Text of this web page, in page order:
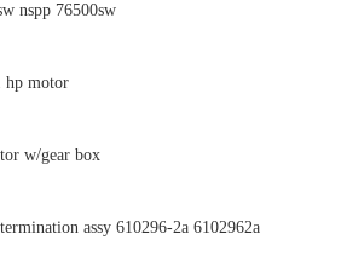
nspp 76500sw
hp motor
w/gear box
assy 610296-2a 6102962a